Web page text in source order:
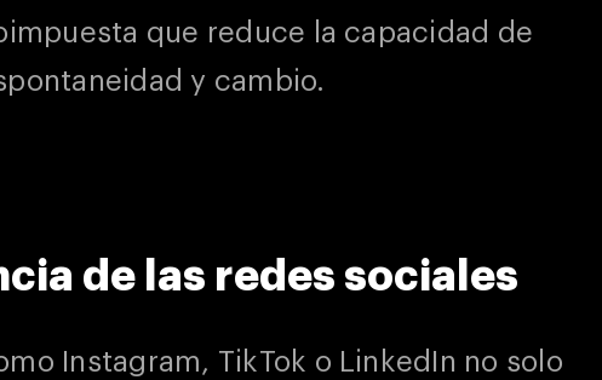
que reduce la capacidad de
y cambio.
de las redes sociales
Instagram, TikTok o LinkedIn no solo